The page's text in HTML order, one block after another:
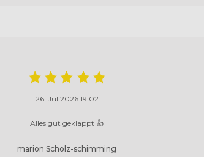
26. Jul 2026 19:02
Alles gut geklappt 👍
marion Scholz-schimming